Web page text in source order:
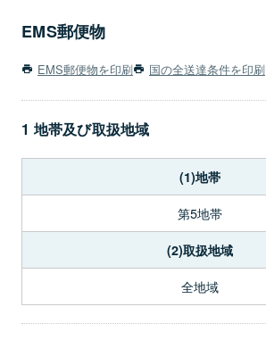
EMS郵便物
EMS郵便物を印刷 国の全送達条件を印刷
1 地帯及び取扱地域
(1)地帯
第5地帯
(2)取扱地域
全地域